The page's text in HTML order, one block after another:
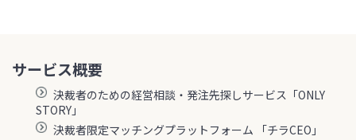
サービス概要
決裁者のための経営相談・発注先探しサービス「ONLY
STORY」
決裁者限定マッチングプラットフォーム 「チラCEO」